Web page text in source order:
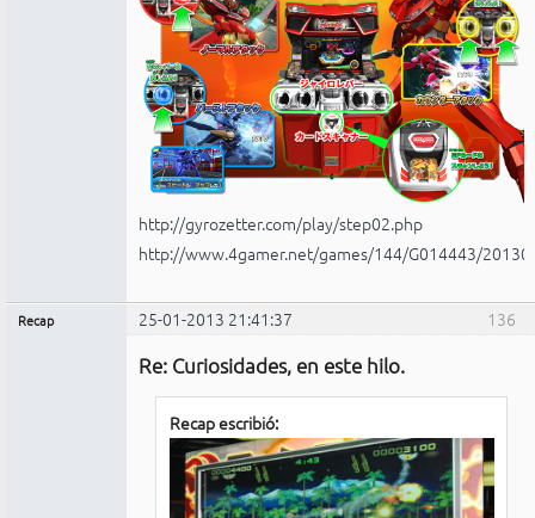
http://gyrozetter.com/play/step02.php
http://www.4gamer.net/games/144/G014443/
136
Recap 25-01-2013 21:41:37
Re: Curiosidades, en este hilo.
Recap escribió: